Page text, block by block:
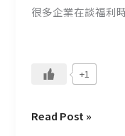
很多企業在談福利
+1
Read Post »